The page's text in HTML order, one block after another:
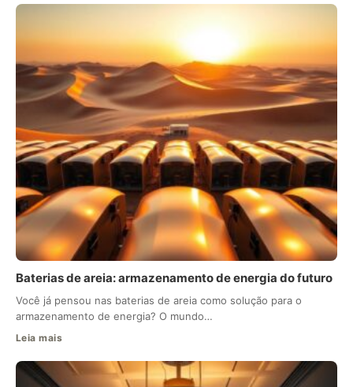
Baterias de areia: armazenamento de energia do futuro
Você já pensou nas baterias de areia como solução para o
armazenamento de energia? O mundo…
Leia mais